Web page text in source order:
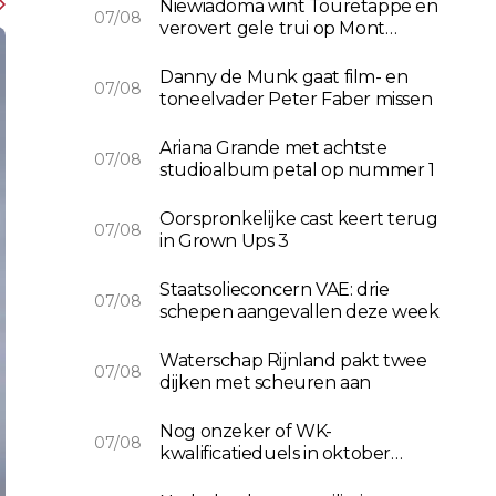
07/08
Niewiadoma wint Touretappe en
verovert gele trui op Mont
07/08
Danny de Munk gaat film- en
toneelvader Peter Faber missen
07/08
Ariana Grande met achtste
studioalbum petal op nummer 1
07/08
Oorspronkelijke cast keert terug
in Grown Ups 3
07/08
Staatsolieconcern VAE: drie
schepen aangevallen deze week
07/08
Waterschap Rijnland pakt twee
dijken met scheuren aan
07/08
Nog onzeker of WK-
kwalificatieduels in oktober